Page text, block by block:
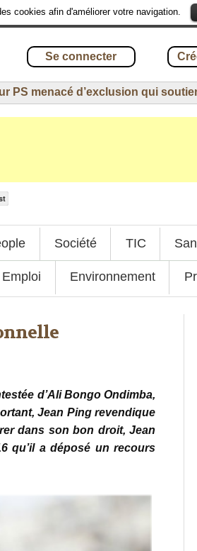
cookies afin d'améliorer votre navigation.
Se connecter
menacé d’exclusion qui soutien
Société TIC
Emploi Environnement
d’Ali Bongo Ondimba,
Jean Ping revendique
dans son bon droit, Jean
qu’il a déposé un recours